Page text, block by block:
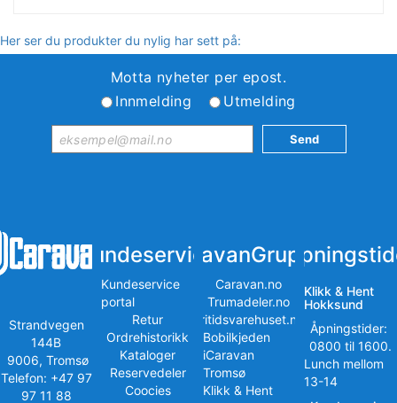
Her ser du produkter du nylig har sett på:
Motta nyheter per epost.
Innmelding
Utmelding
Strandvegen
144B
9006, Tromsø
Telefon: +47 97
97 11 88
Kundeservice
Kundeservice
portal
Retur
Ordrehistorikk
Kataloger
Reservedeler
Coocies
iCaravanGruppen
Caravan.no
Trumadeler.no
Fritidsvarehuset.no
Bobilkjeden
iCaravan
Tromsø
Klikk & Hent
Klikk & Hent
Hokksund
Åpningstider:
0800 til 1600.
Lunch mellom
13-14